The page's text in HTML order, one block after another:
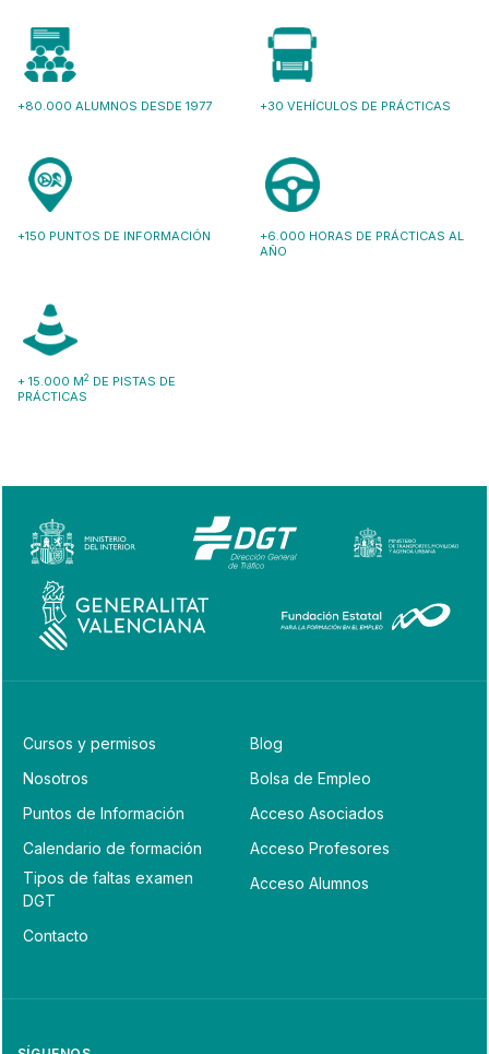
+80.000 ALUMNOS DESDE 1977 +30 VEHÍCULOS DE PRÁCTICAS
+150 PUNTOS DE INFORMACIÓN
+6.000 HORAS DE PRÁCTICAS AL
AÑO
+ 15.000 M2 DE PISTAS DE
PRÁCTICAS
Cursos y permisos
Nosotros
Puntos de Información
Calendario de formación
Tipos de faltas examen
DGT
Contacto
Blog
Bolsa de Empleo
Acceso Asociados
Acceso Profesores
Acceso Alumnos